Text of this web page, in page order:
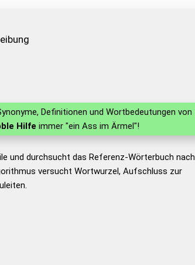
Definitionen und Wortbedeutungen von
Hilfe immer "ein Ass im Ärmel"!
und durchsucht das Referenz-Wörterbuch nach
versucht Wortwurzel, Aufschluss zur